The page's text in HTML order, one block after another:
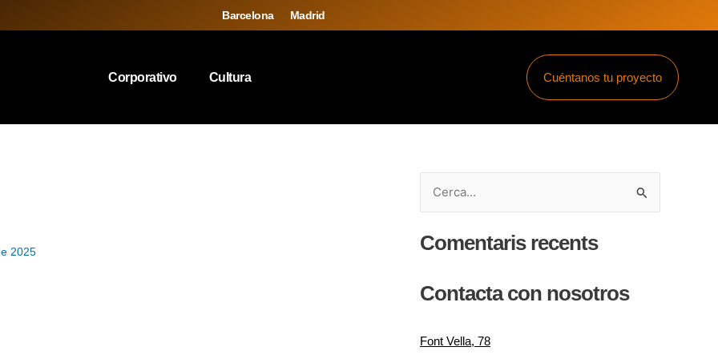
Barcelona Madrid
Corporativo Cultura Cuéntanos tu proyecto
2025
r
a
Comentaris recents
Contacta con nosotros
Font Vella, 78